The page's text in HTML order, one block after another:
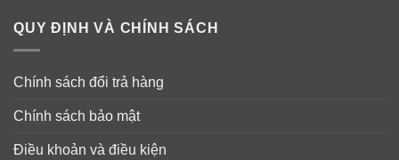
QUY ĐỊNH VÀ CHÍNH SÁCH
Chính sách đổi trả hàng
Chính sách bảo mật
Điều khoản và điều kiện